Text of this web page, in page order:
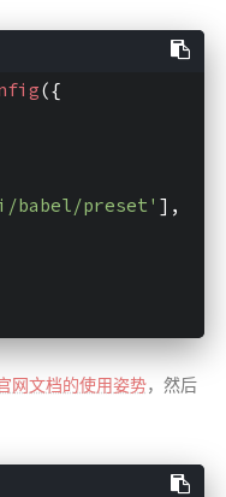
({
preset' ],
网文档的使用姿势，然后